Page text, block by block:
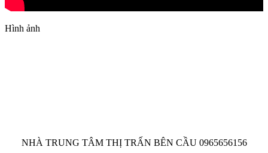
Hình ảnh
NHÀ TRUNG TÂM THỊ TRẤN BÊN CẦU 0965656156